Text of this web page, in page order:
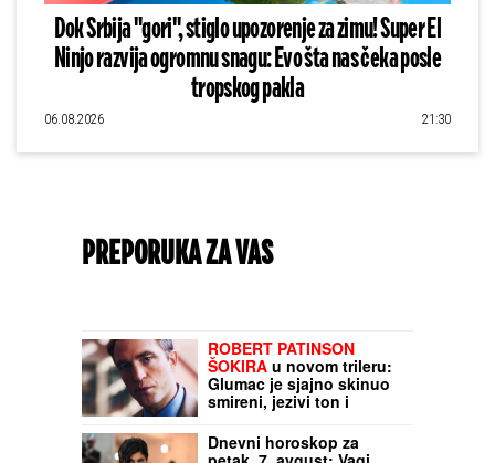
Dok Srbija "gori", stiglo upozorenje za zimu! Super El
Ninjo razvija ogromnu snagu: Evo šta nas čeka posle
tropskog pakla
06.08.2026 21:30
PREPORUKA ZA VAS